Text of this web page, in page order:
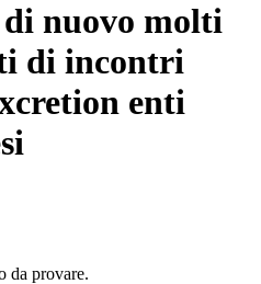
nuovo molti
di incontri
enti
da provare.